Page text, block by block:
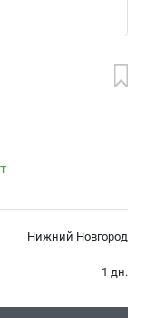
Нижний Новгород
1 дн.